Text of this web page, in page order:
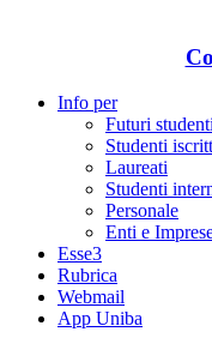
Info per
Futuri studenti
Studenti
Laureati
Studenti
Personale
Enti e
Esse3
Rubrica
Webmail
App Uniba